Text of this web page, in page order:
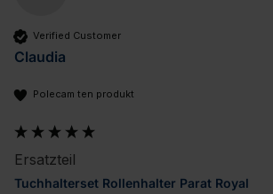
Verified Customer
Claudia
Polecam ten produkt
Ersatzteil
Tuchhalterset Rollenhalter Parat Royal